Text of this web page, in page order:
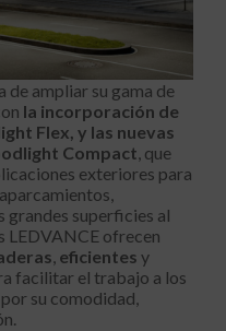
de ampliar su gama de
la incorporación de
Flex, y las nuevas
Compact, que
exteriores para
grandes superficies al
LEDVANCE ofrecen
, eficientes y
facilitar el trabajo a los
su comodidad,